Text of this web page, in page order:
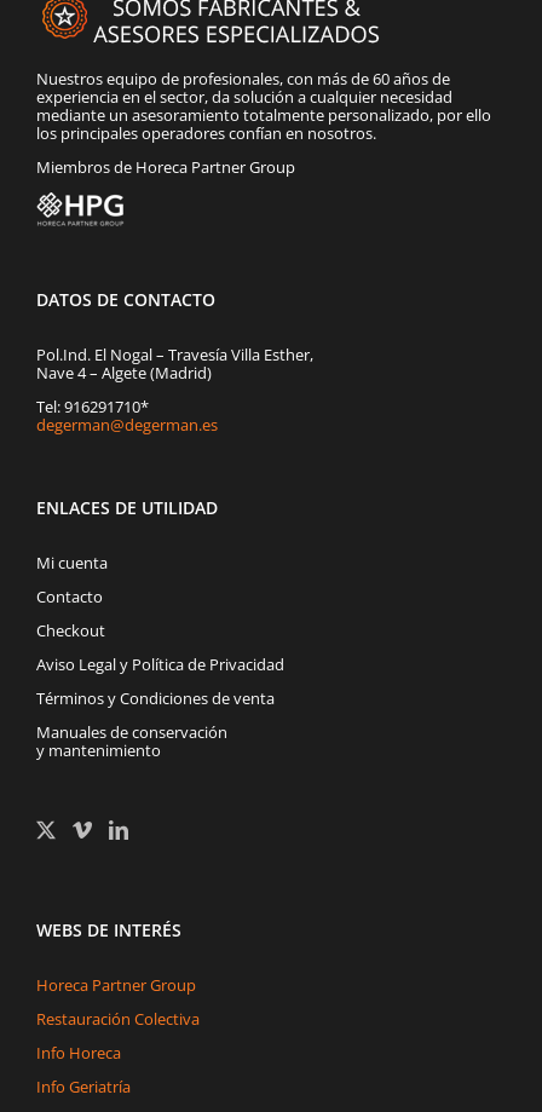
Nuestros equipo de profesionales, con más de 60 años de
experiencia en el sector, da solución a cualquier necesidad
mediante un asesoramiento totalmente personalizado, por ello
los principales operadores confían en nosotros.
Miembros de Horeca Partner Group
DATOS DE CONTACTO
Pol.Ind. El Nogal – Travesía Villa Esther,
Nave 4 – Algete (Madrid)
Tel: 916291710*
degerman@degerman.es
ENLACES DE UTILIDAD
Mi cuenta
Contacto
Checkout
Aviso Legal y Política de Privacidad
Términos y Condiciones de venta
Manuales de conservación
y mantenimiento
WEBS DE INTERÉS
Horeca Partner Group
Restauración Colectiva
Info Horeca
Info Geriatría